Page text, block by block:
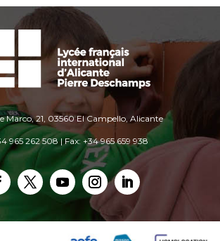
Marco, 21, 03560 El Campello, Alicante
965 262 508 | Fax: +34 965 659 938